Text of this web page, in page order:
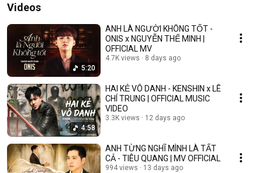
Videos
5:20
ANH LÀ NGƯỜI KHÔNG TỐT -
ONIS x NGUYỄN THẾ MINH |
OFFICIAL MV
4.7K views 8 days ago
4:58
HAI KẺ VÔ DANH - KENSHIN x LÊ
CHÍ TRUNG | OFFICIAL MUSIC
VIDEO
3.3K views 12 days ago
ANH TỪNG NGHĨ MÌNH LÀ TẤT
CẢ - TIÊU QUANG | MV OFFICIAL
994 views 13 days ago